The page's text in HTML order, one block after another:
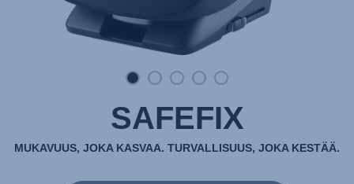
SAFEFIX
MUKAVUUS, JOKA KASVAA. TURVALLISUUS, JOKA KESTÄÄ.